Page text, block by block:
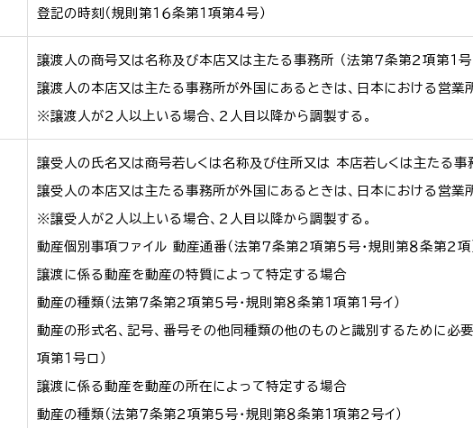
登記の時刻（規則第１６条第１項第４号）
譲渡人の商号又は名称及び本店又は主たる事務所 （法第７条第２項第１号
譲渡人の本店又は主たる事務所が外国にあるときは、日本における営業所
※譲渡人が２人以上いる場合、２人目以降から調製する。
譲受人の氏名又は商号若しくは名称及び住所又は 本店若しくは主たる事務
譲受人の本店又は主たる事務所が外国にあるときは、日本における営業所
※譲受人が２人以上いる場合、２人目以降から調製する。
動産個別事項ファイル 動産通番（法第７条第２項第５号・規則第８条第２項
譲渡に係る動産を動産の特質によって特定する場合
動産の種類（法第７条第２項第５号・規則第８条第１項第１号イ）
動産の形式名、記号、番号その他同種類の他のものと識別するために必要
項第１号ロ）
譲渡に係る動産を動産の所在によって特定する場合
動産の種類（法第７条第２項第５号・規則第８条第１項第２号イ）